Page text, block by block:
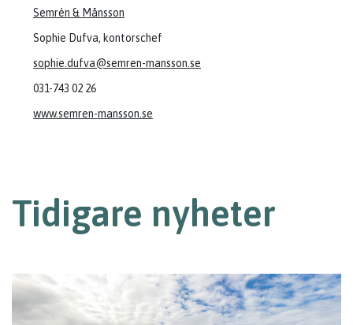
Semrén & Månsson
Sophie Dufva, kontorschef
sophie.dufva@semren-mansson.se
031-743 02 26
www.semren-mansson.se
Tidigare nyheter